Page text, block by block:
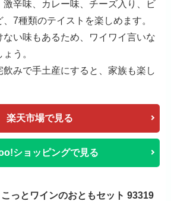
激辛味、カレー味、チーズ入り、ビ
7種類のテイストを楽しめます。
ない味もあるため、ワイワイ言いな
う。
みで手土産にすると、家族も楽し
楽天市場で見る
ショッピングで見る
っとワインのおともセット 93319